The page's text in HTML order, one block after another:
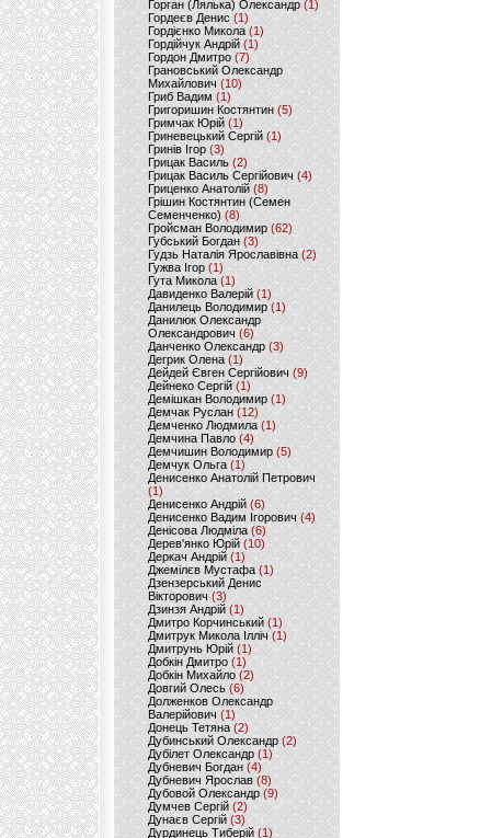
Горган (Лялька) Олександр(1)
Гордеєв Денис (1)
Гордієнко Микола (1)
Гордійчук Андрій (1)
Гордон Дмитро (7)
Грановський Олександр
Михайлович (10)
Гриб Вадим (1)
Григоришин Костянтин (5)
Гримчак Юрій(1)
Гриневецький Сергій(1)
Гринів Ігор (3)
Грицак Василь (2)
Грицак Василь Сергійович (4)
Гриценко Анатолій (8)
Грішин Костянтин (Семен
Семенченко)(8)
Гройсман Володимир(62)
Губський Богдан (3)
Гудзь Наталія Ярославівна(2)
Гужва Ігор (1)
Гута Микола (1)
Давиденко Валерій (1)
Данилець Володимир(1)
Данилюк Олександр
Олександрович (6)
Данченко Олександр (3)
Дегрик Олена(1)
Дейдей Євген Сергійович(9)
Дейнеко Сергій (1)
Демішкан Володимир(1)
Демчак Руслан (12)
Демченко Людмила (1)
Демчина Павло (4)
Демчишин Володимир (5)
Демчук Ольга(1)
Денисенко Анатолій Петрович
(1)
Денисенко Андрій (6)
Денисенко Вадим Ігорович (4)
Денісова Людміла(6)
Дерев'янко Юрій(10)
Деркач Андрій(1)
Джемілєв Мустафа (1)
Дзензерський Денис
Вікторович (3)
Дзинзя Андрій (1)
Дмитро Корчинський (1)
Дмитрук Микола Ілліч (1)
Дмитрунь Юрій (1)
Добкін Дмитро(1)
Добкін Михайло (2)
Довгий Олесь (6)
Долженков Олександр
Валерійович (1)
Донець Тетяна (2)
Дубинський Олександр(2)
Дубілет Олександр (1)
Дубневич Богдан (4)
Дубневич Ярослав (8)
Дубовой Олександр(9)
Думчев Сергій (2)
Дунаєв Сергій(3)
Дурдинець Тиберій (1)